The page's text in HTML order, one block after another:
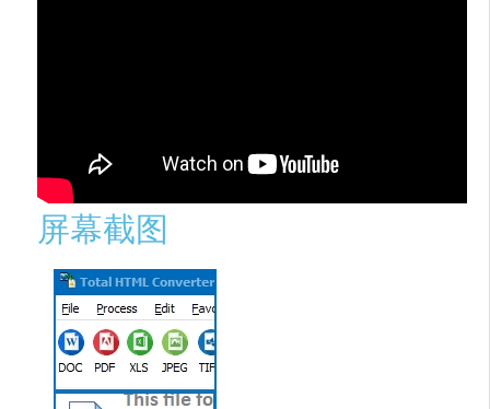
屏幕截图